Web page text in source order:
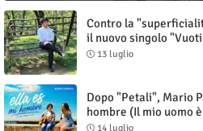
Contro la
il nuovo singolo
13 luglio
Dopo "Petali", Mario
hombre (Il mio uomo
14 luglio